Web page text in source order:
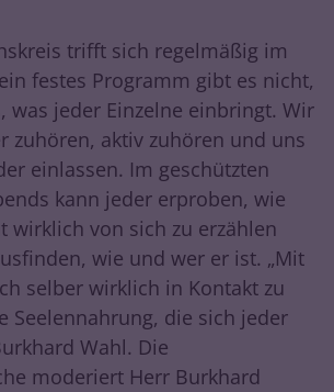
trifft sich regelmäßig im
festes Programm gibt es nicht,
was jeder Einzelne einbringt. Wir
zuhören, aktiv zuhören und uns
einlassen. Im geschützten
kann jeder erproben, wie
wirklich von sich zu erzählen
wie und wer er ist. „Mit
selber wirklich in Kontakt zu
Seelennahrung, die sich jeder
Wahl. Die
moderiert Herr Burkhard